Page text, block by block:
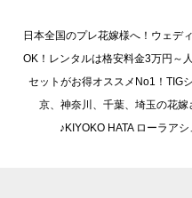
日本全国のプレ花嫁様へ！ウェデ
OK！レンタルは格安料金3万円～
セットがお得オススメNo1！TIG
京、神奈川、千葉、埼玉の花
♪KIYOKO HATA ローラア